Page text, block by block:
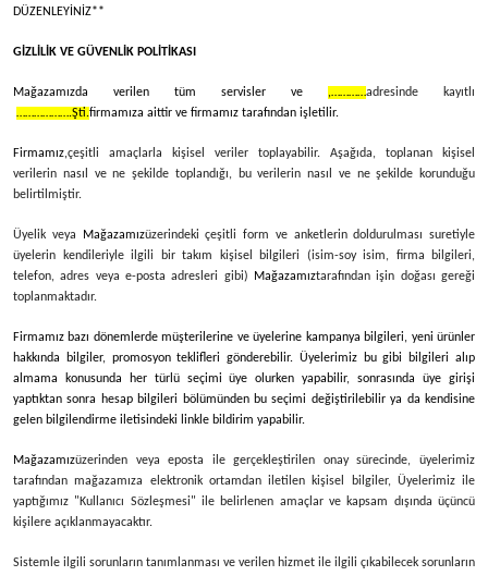
DÜZENLEYİNİZ**
GİZLİLİK VE GÜVENLİK POLİTİKASI
Mağazamızda verilen tüm servisler ve ,…………adresinde kayıtlı
……………….Şti.firmamıza aittir ve firmamız tarafından işletilir.
Firmamız,çeşitli amaçlarla kişisel veriler toplayabilir. Aşağıda, toplanan kişisel
verilerin nasıl ve ne şekilde toplandığı, bu verilerin nasıl ve ne şekilde korunduğu
belirtilmiştir.
Üyelik veya Mağazamızüzerindeki çeşitli form ve anketlerin doldurulması suretiyle
üyelerin kendileriyle ilgili bir takım kişisel bilgileri (isim-soy isim, firma bilgileri,
telefon, adres veya e-posta adresleri gibi)
Mağazamıztarafından işin doğası gereği
toplanmaktadır.
Firmamız bazı dönemlerde müşterilerine ve üyelerine kampanya bilgileri, yeni ürünler
hakkında bilgiler, promosyon teklifleri gönderebilir. Üyelerimiz bu gibi bilgileri alıp
almama konusunda her türlü seçimi üye olurken yapabilir, sonrasında üye girişi
yaptıktan sonra hesap bilgileri bölümünden bu seçimi değiştirilebilir ya da kendisine
gelen bilgilendirme iletisindeki linkle bildirim yapabilir.
Mağazamızüzerinden veya eposta ile gerçekleştirilen onay sürecinde, üyelerimiz
tarafından mağazamıza elektronik ortamdan iletilen kişisel bilgiler, Üyelerimiz ile
yaptığımız "Kullanıcı Sözleşmesi" ile belirlenen amaçlar ve kapsam dışında üçüncü
kişilere açıklanmayacaktır.
Sistemle ilgili sorunların tanımlanması ve verilen hizmet ile ilgili çıkabilecek sorunların